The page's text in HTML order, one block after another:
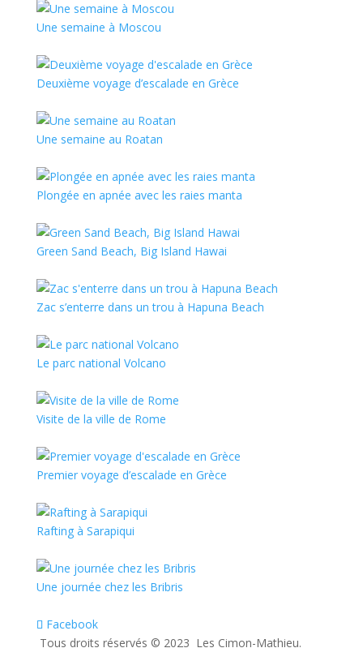
Une semaine à Moscou
Deuxième voyage d’escalade en Grèce
Une semaine au Roatan
Plongée en apnée avec les raies manta
Green Sand Beach, Big Island Hawai
Zac s’enterre dans un trou à Hapuna Beach
Le parc national Volcano
Visite de la ville de Rome
Premier voyage d’escalade en Grèce
Rafting à Sarapiqui
Une journée chez les Bribris
Facebook
Tous droits réservés ©️ 2023 Les Cimon-Mathieu.